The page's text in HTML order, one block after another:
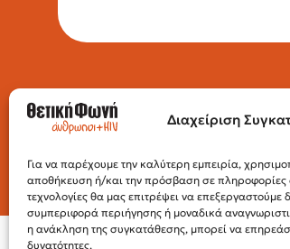
Διαχείριση
Για να παρέχουμε την καλύτερη εμπειρία,
αποθήκευση ή/και την πρόσβαση σε πληροφορίες
τεχνολογίες θα μας επιτρέψει να
συμπεριφορά περιήγησης ή μοναδικά
η ανάκληση της συγκατάθεσης, μπορεί να
δυνατότητες.